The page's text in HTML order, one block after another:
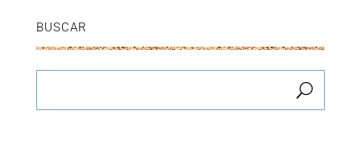
BUSCAR